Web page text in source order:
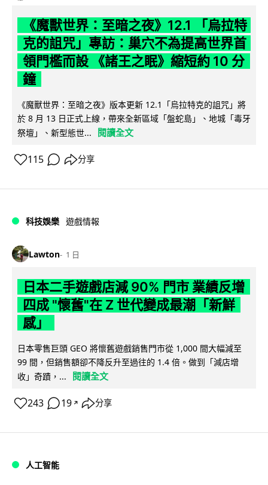
《魔獸世界：至暗之夜》12.1 「烏拉特
克的詛咒」專訪：巢穴不為提高世界首
領門檻而設 《諸王之眠》縮短約 10 分
鐘
《魔獸世界：至暗之夜》版本更新 12.1「烏拉特克的詛咒」將
於 8 月 13 日正式上線，帶來全新區域「盤蛇島」、地城「毒牙
祭壇」、新型態世...
閱讀全文
115 分享
科技娛樂 遊戲情報
Lawton 1 日
日本二手遊戲店減 90% 門市 業績反增
四成 "懷舊"在 Z 世代變成最潮「新鮮
感」
日本零售巨頭 GEO 將懷舊遊戲銷售門市從 1,000 間大幅減至
99 間，但銷售額卻不降反升至過往的 1.4 倍。做到「減店增
收」奇蹟，...
閱讀全文
243 19 ↗ 分享
人工智能